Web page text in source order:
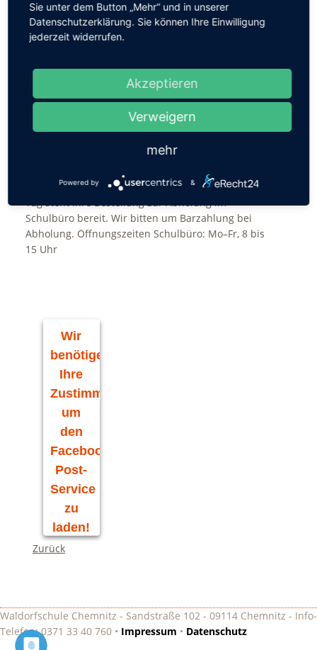
Viel Spaß beim Stöbern.
Und so gehts:
Alle Artikel können Sie bis zum20. Dezember 2021
info@waldorfschule-chemnitz.de oder unter
0371|334076 -10 bestellen und schon am nächsten
Tag steht ihre Bestellung zur Abholung im
Schulbüro bereit. Wir bitten um Barzahlung bei
Abholung. Öffnungszeiten Schulbüro: Mo–Fr, 8 bis
15 Uhr
Wir
benötigen
Ihre
Zustimmung,
um
den
Facebook
Post-
Service
zu
laden!
Wir
Inhalte
einzubetten.
Zurück
Waldorfschule Chemnitz - Sandstraße 102 - 09114 Chemnitz - Info-
Telefon: 0371 33 40 760 • Impressum • Datenschutz
Sie unter dem Button „Mehr“ und in unserer
Datenschutzerklärung. Sie können Ihre Einwilligung
jederzeit widerrufen.
Akzeptieren
Verweigern
mehr
Powered by &